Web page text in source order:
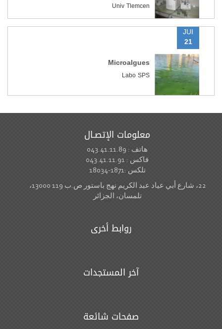
Univ Tlemcen
JUI
21
Microalgues
Labo SPS
معلومات الإتصـال
هاتف : 043.41.11.89
فاكس : 043.41.11.91
تلكس :1871-18034
22، شارع أبي عياد عبد الكريم نهج باستور ص.ب 119 13000،
تلمسان، الجزائر
روابط أخرى
آخر المستجدات
صفحات شائعة